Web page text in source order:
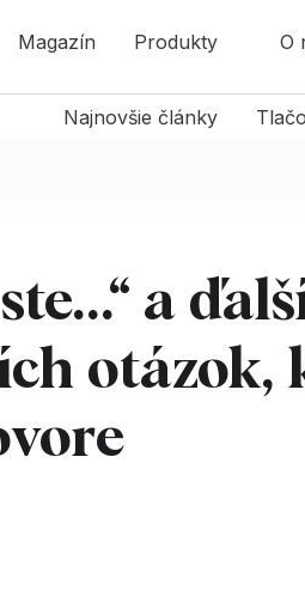
Magazín Produkty O
Najnovšie články
a
otázok,